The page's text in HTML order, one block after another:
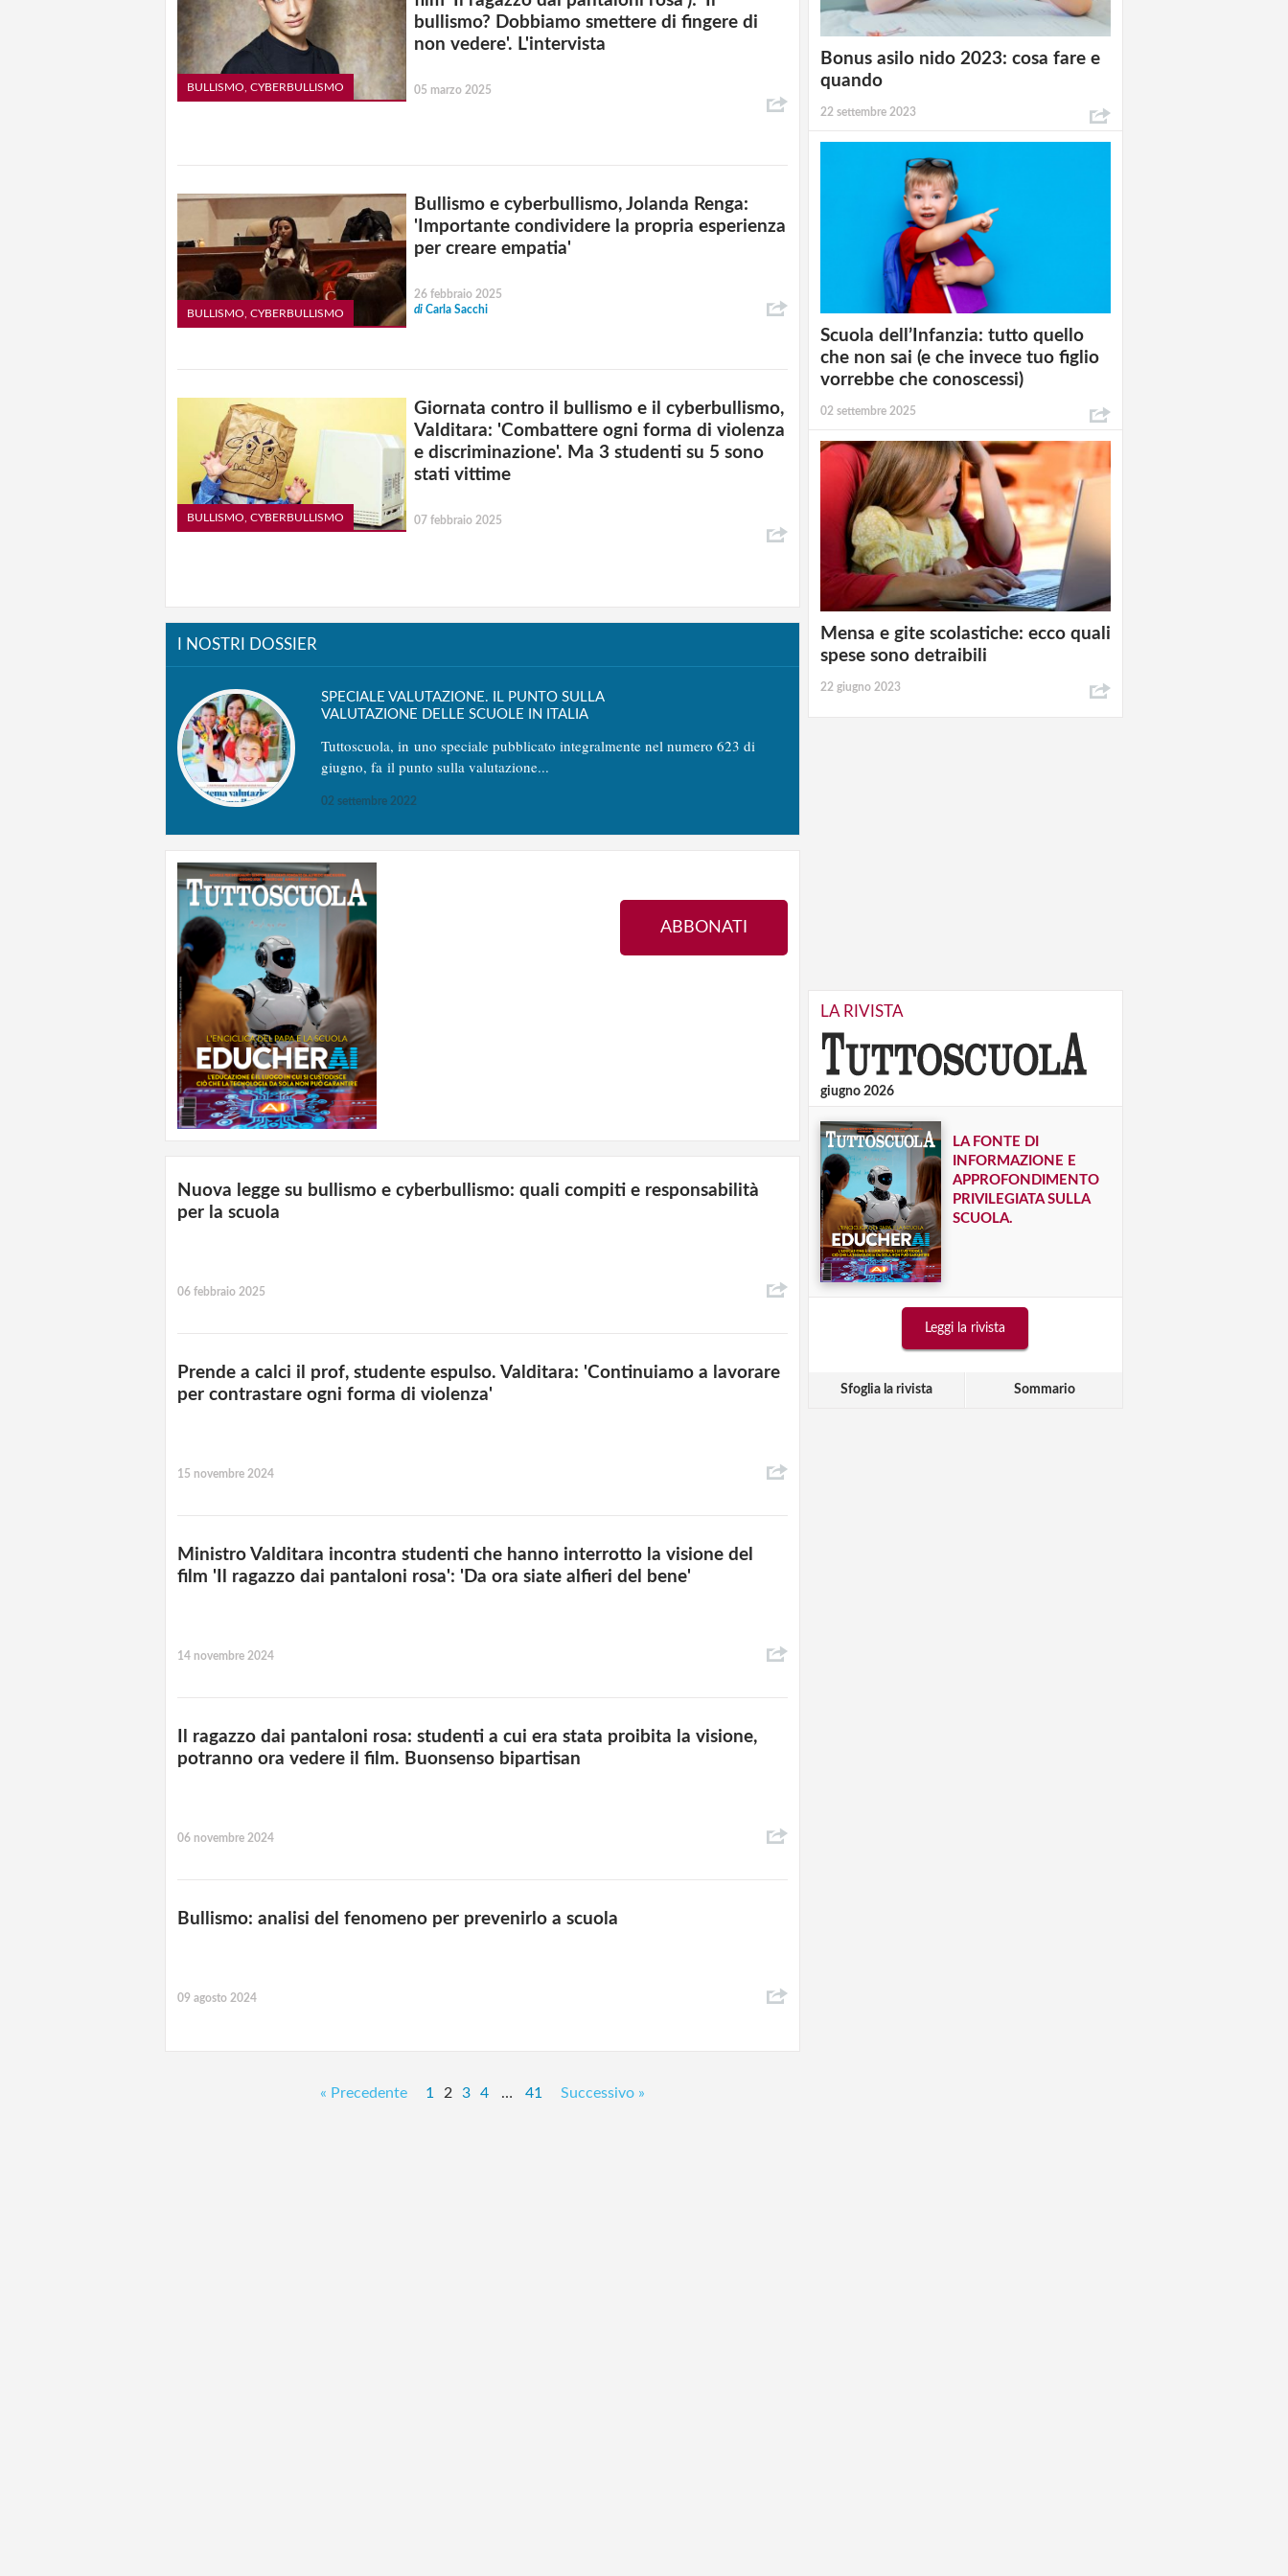
BULLISMO, CYBERBULLISMO
bullismo? Dobbiamo smettere di fingere di
non vedere'. L'intervista
05 marzo 2025
BULLISMO, CYBERBULLISMO
Bullismo e cyberbullismo, Jolanda Renga:
'Importante condividere la propria esperienza
per creare empatia'
26 febbraio 2025
di Carla Sacchi
BULLISMO, CYBERBULLISMO
Giornata contro il bullismo e il cyberbullismo,
Valditara: 'Combattere ogni forma di violenza
e discriminazione'. Ma 3 studenti su 5 sono
stati vittime
07 febbraio 2025
I NOSTRI DOSSIER
SPECIALE VALUTAZIONE. IL PUNTO SULLA
VALUTAZIONE DELLE SCUOLE IN ITALIA
Tuttoscuola, in uno speciale pubblicato integralmente nel numero 623 di
giugno, fa il punto sulla valutazione...
02 settembre 2022
ABBONATI
Nuova legge su bullismo e cyberbullismo: quali compiti e responsabilità
per la scuola
06 febbraio 2025
Prende a calci il prof, studente espulso. Valditara: 'Continuiamo a lavorare
per contrastare ogni forma di violenza'
15 novembre 2024
Ministro Valditara incontra studenti che hanno interrotto la visione del
film 'Il ragazzo dai pantaloni rosa': 'Da ora siate alfieri del bene'
14 novembre 2024
Il ragazzo dai pantaloni rosa: studenti a cui era stata proibita la visione,
potranno ora vedere il film. Buonsenso bipartisan
06 novembre 2024
Bullismo: analisi del fenomeno per prevenirlo a scuola
09 agosto 2024
« Precedente 1 2 3 4 … 41 Successivo »
Bonus asilo nido 2023: cosa fare e
quando
22 settembre 2023
Scuola dell’Infanzia: tutto quello
che non sai (e che invece tuo figlio
vorrebbe che conoscessi)
02 settembre 2025
Mensa e gite scolastiche: ecco quali
spese sono detraibili
22 giugno 2023
LA RIVISTA
giugno 2026
LA FONTE DI
INFORMAZIONE E
APPROFONDIMENTO
PRIVILEGIATA SULLA
SCUOLA.
Leggi la rivista
Sfoglia la rivista Sommario